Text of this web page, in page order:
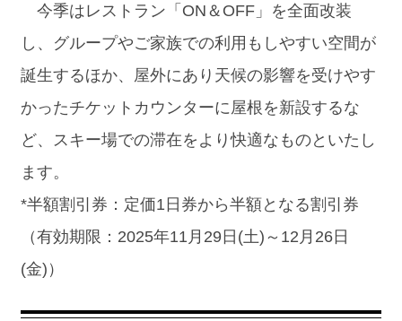
今季はレストラン「ON＆OFF」を全面改装
し、グループやご家族での利用もしやすい空間が
誕生するほか、屋外にあり天候の影響を受けやす
かったチケットカウンターに屋根を新設するな
ど、スキー場での滞在をより快適なものといたし
ます。
*半額割引券：定価1日券から半額となる割引券
（有効期限：2025年11月29日(土)～12月26日
(金)）